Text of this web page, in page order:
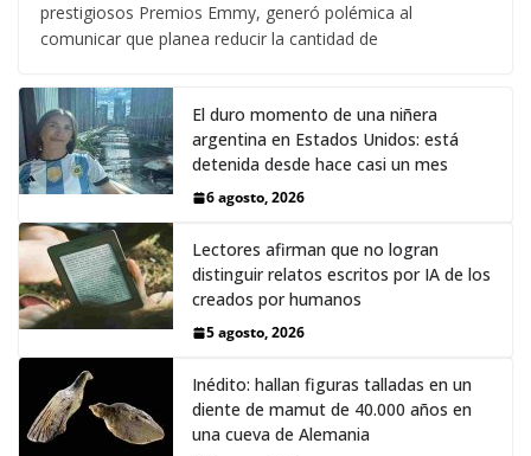
prestigiosos Premios Emmy, generó polémica al
comunicar que planea reducir la cantidad de
El duro momento de una niñera
argentina en Estados Unidos: está
detenida desde hace casi un mes
6 agosto, 2026
Lectores afirman que no logran
distinguir relatos escritos por IA de los
creados por humanos
5 agosto, 2026
Inédito: hallan figuras talladas en un
diente de mamut de 40.000 años en
una cueva de Alemania